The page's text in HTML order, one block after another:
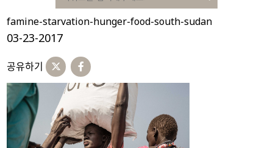
famine-starvation-hunger-food-south-sudan
03-23-2017
공유하기